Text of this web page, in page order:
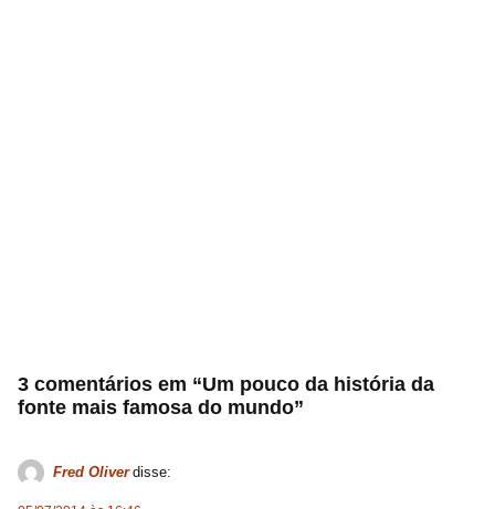
3 comentários em “Um pouco da história da
fonte mais famosa do mundo”
Fred Oliver disse: